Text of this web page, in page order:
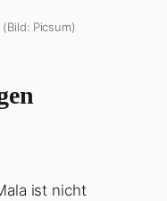
Picsum)
ist nicht